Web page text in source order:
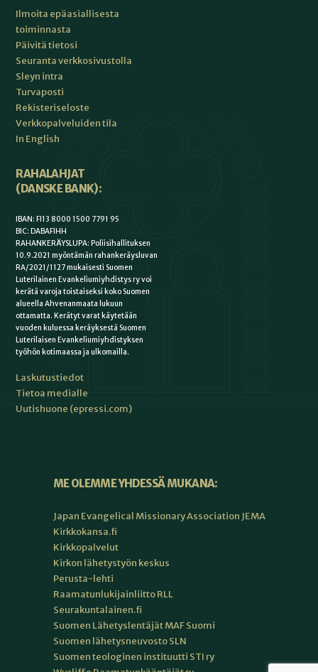
Ilmoita epäasiallisesta
toiminnasta
Päivitä tietosi
Seuranta verkkosivustolla
Sleyn intra
Turvaposti
Rekisteriseloste
Verkkopalveluiden tila
In English
RAHALAHJAT
(DANSKE BANK):
IBAN: FI13 8000 1500 7791 95
BIC: DABAFIHH
RAHANKERÄYSLUPA: Poliisihallituksen
10.9.2021 myöntämän rahankeräysluvan
RA/2021/1127 mukaisesti Suomen
Luterilainen Evankeliumiyhdistys ry voi
kerätä varoja toistaiseksi koko Suomen
alueella Ahvenanmaata lukuun
ottamatta. Kerätyt varat käytetään
vuoden kuluessa keräyksestä Suomen
Luterilaisen Evankeliumiyhdistyksen
työhön kotimaassa ja ulkomailla.
Laskutustiedot
Tietoa medialle
Uutishuone (epressi.com)
ME OLEMME YHDESSÄ MUKANA:
Japan Evangelical Missionary Association JEMA
Kirkkokansa.fi
Kirkkopalvelut
Kirkon lähetystyön keskus
Perusta-lehti
Raamatunlukijainliitto RLL
Seurakuntalainen.fi
Suomen Lähetyslentäjät MAF Suomi
Suomen lähetysneuvosto SLN
Suomen teologinen instituutti STI ry